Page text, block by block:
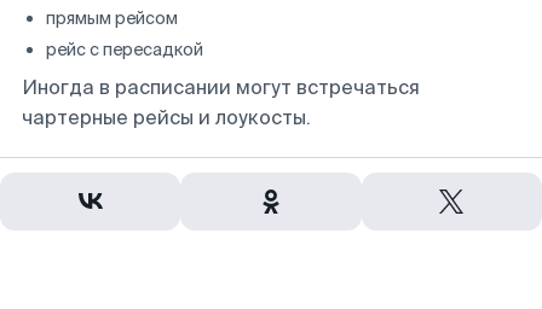
прямым рейсом
рейс с пересадкой
Иногда в расписании могут встречаться
чартерные рейсы и лоукосты.